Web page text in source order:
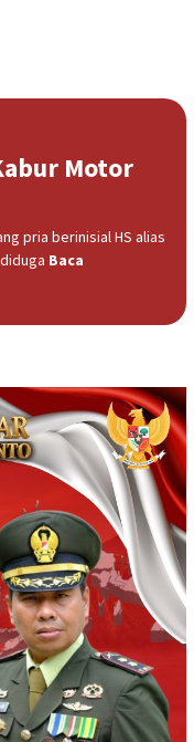
Motor
pria berinisial HS alias
Baca